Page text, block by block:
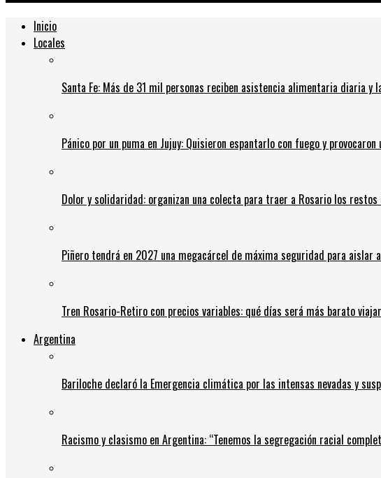
Inicio
Locales
Santa Fe: Más de 31 mil personas reciben asistencia alimentaria diaria
Pánico por un puma en Jujuy: Quisieron espantarlo con fuego y
Dolor y solidaridad: organizan una colecta para traer a Rosario los
Piñero tendrá en 2027 una megacárcel de máxima seguridad para aislar
Tren Rosario-Retiro con precios variables: qué días será más barato viajar
Argentina
Bariloche declaró la Emergencia climática por las intensas nevadas y
Racismo y clasismo en Argentina: “Tenemos la segregación racial